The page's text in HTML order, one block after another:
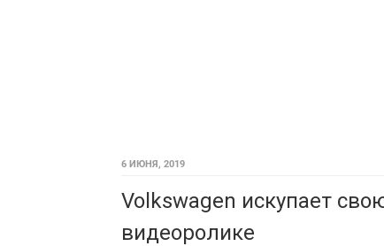
6 ИЮНЯ, 2019
Volkswagen искупает
видеоролике